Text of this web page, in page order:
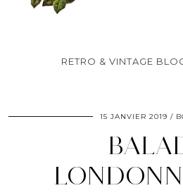
RETRO & VINTAGE
15 JANVIER 2019